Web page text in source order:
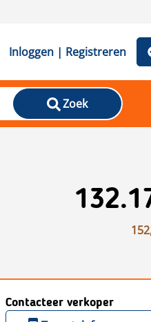
Inloggen | Registreren
Zoek
Contacteer verkoper